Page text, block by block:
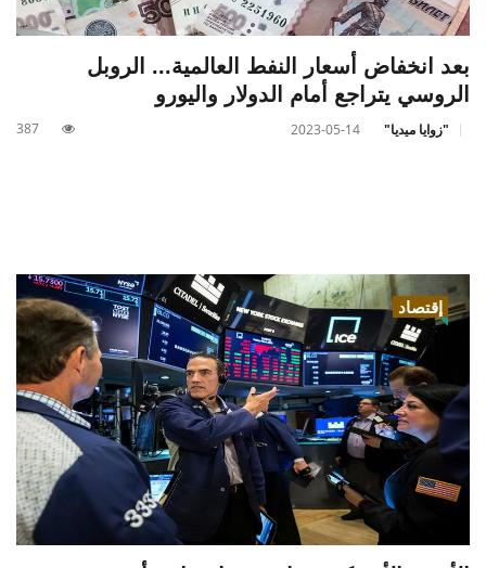
بعد انخفاض أسعار النفط العالمية... الروبل
الروسي يتراجع أمام الدولار واليورو
"زوايا ميديا" 2023-05-14
387
إقتصاد